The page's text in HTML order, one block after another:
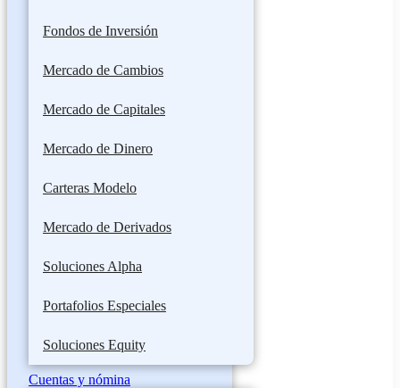
Fondos de Inversión
Mercado de Cambios
Mercado de Capitales
Mercado de Dinero
Carteras Modelo
Mercado de Derivados
Soluciones Alpha
Portafolios Especiales
Soluciones Equity
Cuentas y nómina